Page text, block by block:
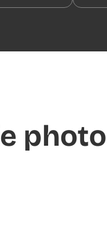
photo